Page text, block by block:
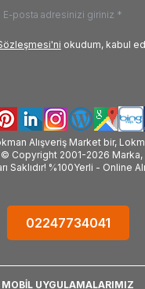
okudum, kabul
Alışveriş Market bir,
© Copyright 2001-2026
Saklıdır! %100Yerli - Online
02247734041
MOBİL UYGULAMALARIMIZ